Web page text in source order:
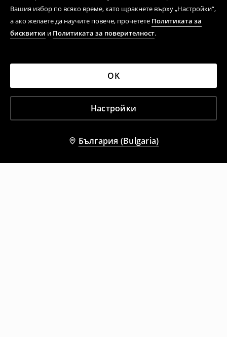
Вашия избор по всяко време, като щракнете върху „Настройки“,
а ако желаете да научите повече, прочетете Политиката за
бисквитки и Политиката за поверителност.
Настройки
OK
България (Bulgaria)